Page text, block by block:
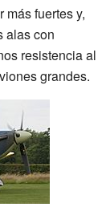
fuertes y,
alas con
resistencia al
grandes.